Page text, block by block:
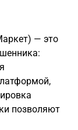
— это
позволяют